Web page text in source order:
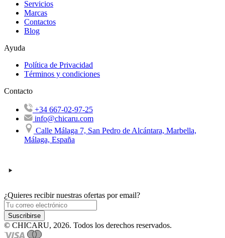
Servicios
Marcas
Contactos
Blog
Ayuda
Política de Privacidad
Términos y condiciones
Contacto
+34 667-02-97-25
info@chicaru.com
Calle Málaga 7, San Pedro de Alcántara, Marbella,
Málaga, España
¿Quieres recibir nuestras ofertas por email?
Suscribirse
© CHICARU, 2026. Todos los derechos reservados.